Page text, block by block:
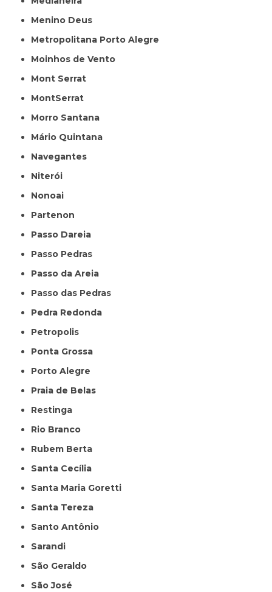
Menino Deus
Metropolitana Porto Alegre
Moinhos de Vento
Mont Serrat
MontSerrat
Morro Santana
Mário Quintana
Navegantes
Niterói
Nonoai
Partenon
Passo Dareia
Passo Pedras
Passo da Areia
Passo das Pedras
Pedra Redonda
Petropolis
Ponta Grossa
Porto Alegre
Praia de Belas
Restinga
Rio Branco
Rubem Berta
Santa Cecília
Santa Maria Goretti
Santa Tereza
Santo Antônio
Sarandi
São Geraldo
São José